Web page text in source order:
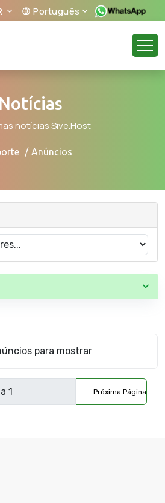
Português
Notícias
notícias Sive.Host
Anúncios
para mostrar
Próxima Página